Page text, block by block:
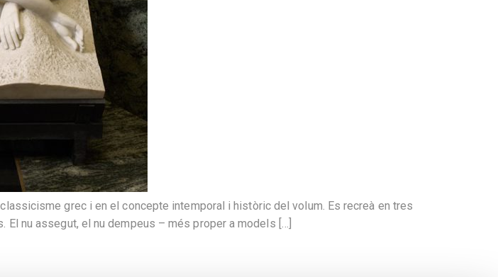
grec i en el concepte intemporal i històric del volum. Es recreà en tres
nu assegut, el nu dempeus – més proper a models […]